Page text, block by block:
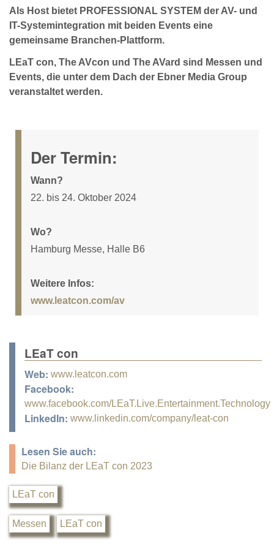
Als Host bietet PROFESSIONAL SYSTEM der AV- und
IT-Systemintegration mit beiden Events eine
gemeinsame Branchen-Plattform.
LEaT con, The AVcon und The AVard sind Messen und
Events, die unter dem Dach der Ebner Media Group
veranstaltet werden.
Der Termin:
Wann?
22. bis 24. Oktober 2024
Wo?
Hamburg Messe, Halle B6
Weitere Infos:
www.leatcon.com/av
LEaT con
Web: www.leatcon.com
Facebook:
www.facebook.com/LEaT.Live.Entertainment.Technology
LinkedIn: www.linkedin.com/company/leat-con
Lesen Sie auch:
Die Bilanz der LEaT con 2023
LEaT con
Messen LEaT con